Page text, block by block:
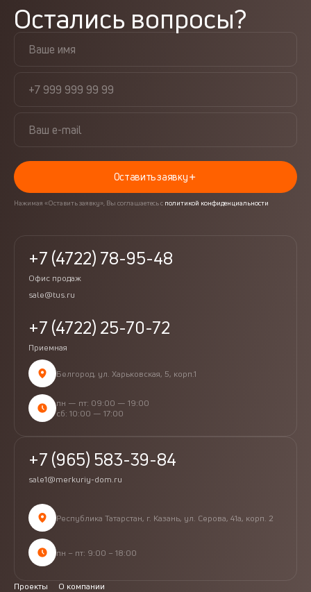
Остались вопросы?
Оставить заявку
Нажимая «Оставить заявку», Вы соглашаетесь с политикой конфиденциальности
+7 (4722) 78-95-48
Офис продаж
+7 (4722) 25-70-72
Приемная
sale@tus.ru
Белгород, ул. Харьковская, 5, корп.1
пн — пт: 09:00 — 19:00
сб: 10:00 — 17:00
+7 (965) 583-39-84
sale1@merkuriy-dom.ru
Республика Татарстан, г. Казань, ул. Серова, 41а, корп. 2
пн – пт: 9:00 – 18:00
Проекты О компании